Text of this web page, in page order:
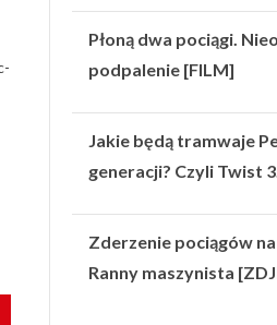
Płoną dwa pociągi.
podpalenie [FILM]
Jakie będą tramwaje
generacji? Czyli Twist
Zderzenie pociągów na
Ranny maszynista